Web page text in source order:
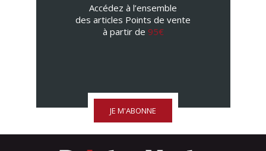
Accédez à l’ensemble
des articles Points de vente
à partir de 95€
JE M'ABONNE